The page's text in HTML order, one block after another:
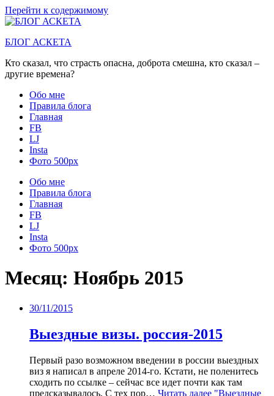
Перейти к содержимому
БЛОГ АСКЕТА
Кто сказал, что страсть опасна, доброта смешна, кто сказал –
другие времена?
Обо мне
Правила блога
Главная
FB
LJ
Insta
Фото 500px
Обо мне
Правила блога
Главная
FB
LJ
Insta
Фото 500px
Месяц: Ноябрь 2015
30/11/2015
Выездные визы. россия-2015
Первый разо возможном введении в россии выездных
виз я написал в апреле 2014-го. Кстати, не поленитесь
сходить по ссылке – сейчас все идет почти как там
предсказывалось. С тех пор… Читать далее "Выездные